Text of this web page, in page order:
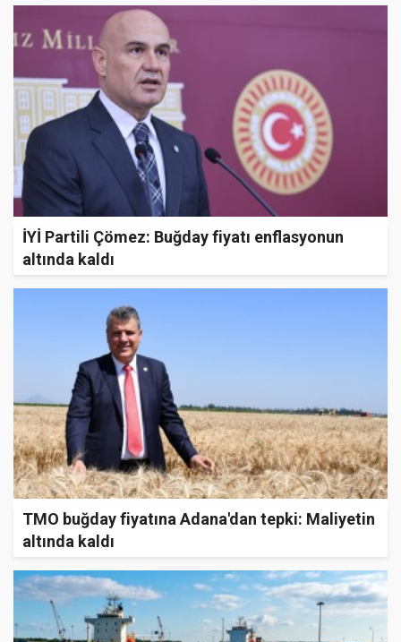
İYİ Partili Çömez: Buğday fiyatı enflasyonun
altında kaldı
TMO buğday fiyatına Adana'dan tepki: Maliyetin
altında kaldı